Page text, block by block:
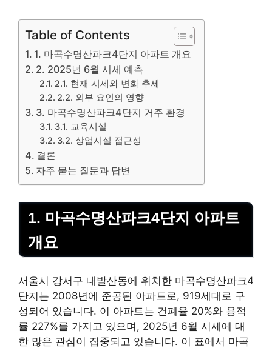
Table of Contents
1. 마곡수명산파크4단지 아파트 개요
2. 2025년 6월 시세 예측
2.1. 현재 시세와 변화 추세
2.2. 외부 요인의 영향
3. 마곡수명산파크4단지 거주 환경
3.1. 교육시설
3.2. 상업시설 접근성
결론
자주 묻는 질문과 답변
1. 마곡수명산파크4단지 아파트
개요
서울시 강서구 내발산동에 위치한 마곡수명산파크4
단지는 2008년에 준공된 아파트로, 919세대로 구
성되어 있습니다. 이 아파트는 건폐율 20%와 용적
률 227%를 가지고 있으며, 2025년 6월 시세에 대
한 많은 관심이 집중되고 있습니다. 이 표에서 마곡